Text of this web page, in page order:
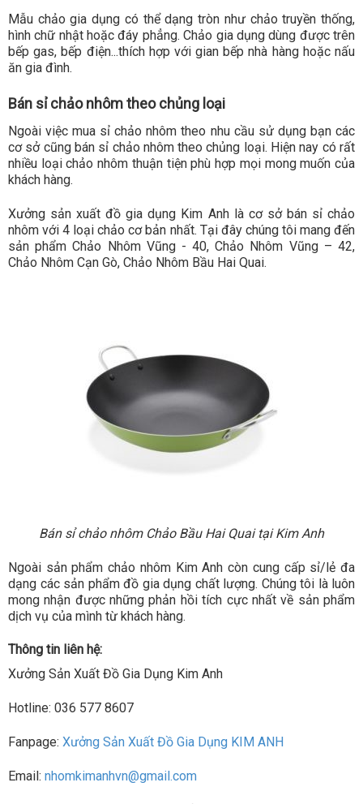
Mẫu chảo gia dụng có thể dạng tròn như chảo truyền thống,
hình chữ nhật hoặc đáy phẳng. Chảo gia dụng dùng được trên
bếp gas, bếp điện...thích hợp với gian bếp nhà hàng hoặc nấu
ăn gia đình.
Bán sỉ chảo nhôm theo chủng loại
Ngoài việc mua sỉ chảo nhôm theo nhu cầu sử dụng bạn các
cơ sở cũng bán sỉ chảo nhôm theo chủng loại. Hiện nay có rất
nhiều loại chảo nhôm thuận tiện phù hợp mọi mong muốn của
khách hàng.
Xưởng sản xuất đồ gia dụng Kim Anh là cơ sở bán sỉ chảo
nhôm với 4 loại chảo cơ bản nhất. Tại đây chúng tôi mang đến
sản phẩm Chảo Nhôm Vũng - 40, Chảo Nhôm Vũng – 42,
Chảo Nhôm Cạn Gò, Chảo Nhôm Bầu Hai Quai.
Bán sỉ chảo nhôm Chảo Bầu Hai Quai tại Kim Anh
Ngoài sản phẩm chảo nhôm Kim Anh còn cung cấp sỉ/lẻ đa
dạng các sản phẩm đồ gia dụng chất lượng. Chúng tôi là luôn
mong nhận được những phản hồi tích cực nhất về sản phẩm
dịch vụ của mình từ khách hàng.
Thông tin liên hệ:
Xưởng Sản Xuất Đồ Gia Dụng Kim Anh
Hotline: 036 577 8607
Fanpage: Xưởng Sản Xuất Đồ Gia Dụng KIM ANH
Email: nhomkimanhvn@gmail.com